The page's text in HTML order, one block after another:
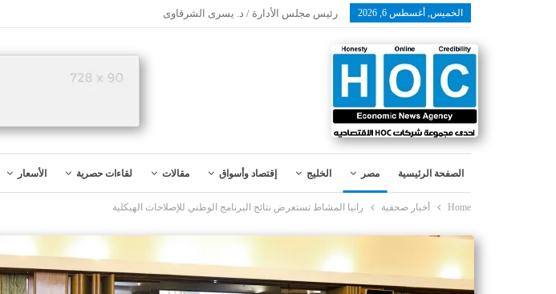
الخميس, أغسطس 6, 2026 رئيس مجلس الأدارة / د. يسرى الشرقاوى
الصفحة الرئيسية مصر الخليج إقتصاد وأسواق مقالات لقاءات حصرية الأسعار
Home أخبار صحفية رانيا المشاط تستعرض نتائج البرنامج الوطني للإصلاحات الهيكلية